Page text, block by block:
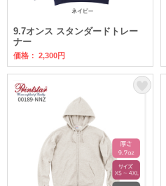
9.7オンス スタンダードトレー
ナー
価格： 2,300円